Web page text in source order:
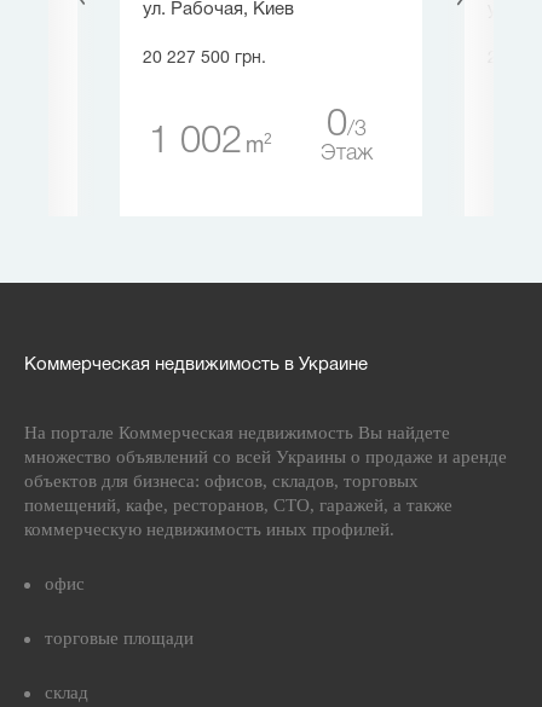
ул. Рабочая, Киев
20 227 500 грн.
1 002 m2 0 3
Этаж
Коммерческая недвижимость в Украине
На портале Коммерческая недвижимость Вы найдете
множество объявлений со всей Украины о продаже и аренде
объектов для бизнеса: офисов, складов, торговых
помещений, кафе, ресторанов, СТО, гаражей, а также
коммерческую недвижимость иных профилей.
офис
торговые площади
склад